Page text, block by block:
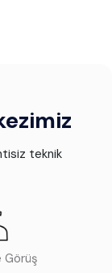
teknik
Görüş